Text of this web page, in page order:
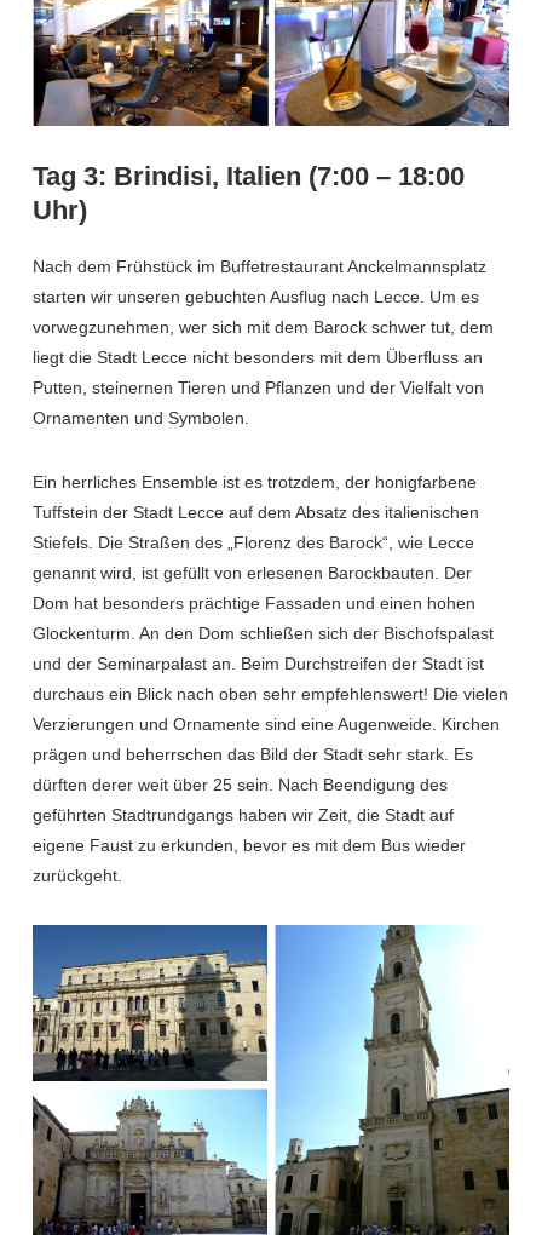
Tag 3: Brindisi, Italien (7:00 – 18:00
Uhr)
Nach dem Frühstück im Buffetrestaurant Anckelmannsplatz
starten wir unseren gebuchten Ausflug nach Lecce. Um es
vorwegzunehmen, wer sich mit dem Barock schwer tut, dem
liegt die Stadt Lecce nicht besonders mit dem Überfluss an
Putten, steinernen Tieren und Pflanzen und der Vielfalt von
Ornamenten und Symbolen.
Ein herrliches Ensemble ist es trotzdem, der honigfarbene
Tuffstein der Stadt Lecce auf dem Absatz des italienischen
Stiefels. Die Straßen des „Florenz des Barock“, wie Lecce
genannt wird, ist gefüllt von erlesenen Barockbauten. Der
Dom hat besonders prächtige Fassaden und einen hohen
Glockenturm. An den Dom schließen sich der Bischofspalast
und der Seminarpalast an. Beim Durchstreifen der Stadt ist
durchaus ein Blick nach oben sehr empfehlenswert! Die vielen
Verzierungen und Ornamente sind eine Augenweide. Kirchen
prägen und beherrschen das Bild der Stadt sehr stark. Es
dürften derer weit über 25 sein. Nach Beendigung des
geführten Stadtrundgangs haben wir Zeit, die Stadt auf
eigene Faust zu erkunden, bevor es mit dem Bus wieder
zurückgeht.